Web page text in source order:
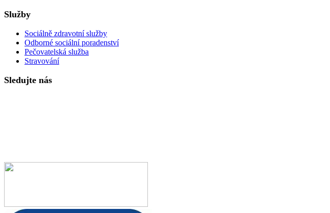
Služby
Sociálně zdravotní služby
Odborné sociální poradenství
Pečovatelská služba
Stravování
Sledujte nás